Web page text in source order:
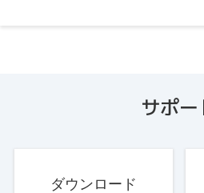
サポー
ダウンロード